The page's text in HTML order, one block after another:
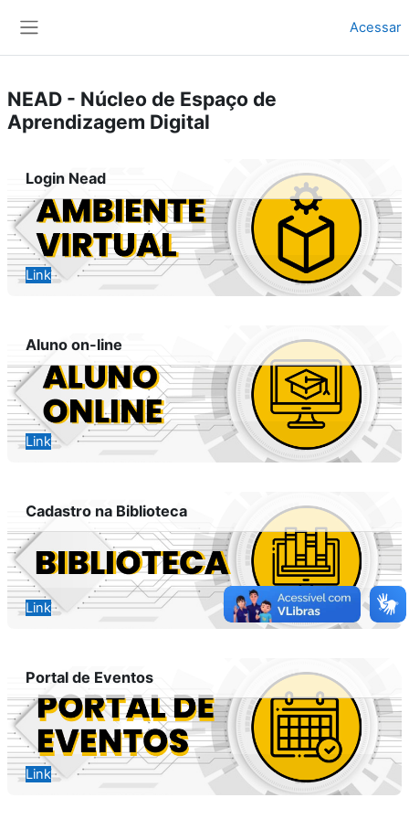
Acessar
NEAD - Núcleo de Espaço de
Aprendizagem Digital
Login Nead
Link
Aluno on-line
Link
Cadastro na Biblioteca
Link
Portal de Eventos
Link